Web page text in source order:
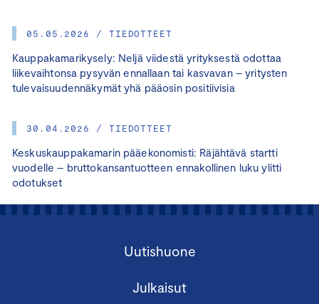
05.05.2026 / TIEDOTTEET
Kauppakamarikysely: Neljä viidestä yrityksestä odottaa
liikevaihtonsa pysyvän ennallaan tai kasvavan – yritysten
tulevaisuudennäkymät yhä pääosin positiivisia
30.04.2026 / TIEDOTTEET
Keskuskauppakamarin pääekonomisti: Räjähtävä startti
vuodelle – bruttokansantuotteen ennakollinen luku ylitti
odotukset
Uutishuone
Julkaisut